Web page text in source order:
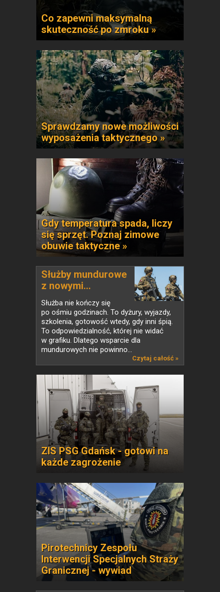
Co zapewni maksymalną
skuteczność po zmroku »
Sprawdzamy nowe możliwości
wyposażenia taktycznego »
Gdy temperatura spada, liczy
się sprzęt. Poznaj zimowe
obuwie taktyczne »
Służby mundurowe
z nowymi...
Służba nie kończy się
po ośmiu godzinach. To dyżury, wyjazdy,
szkolenia, gotowość wtedy, gdy inni śpią.
To odpowiedzialność, której nie widać
w grafiku. Dlatego wsparcie dla
mundurowych nie powinno...
Czytaj całość »
ZIS PSG Gdańsk - gotowi na
każde zagrożenie
Pirotechnicy Zespołu
Interwencji Specjalnych Straży
Granicznej - wywiad